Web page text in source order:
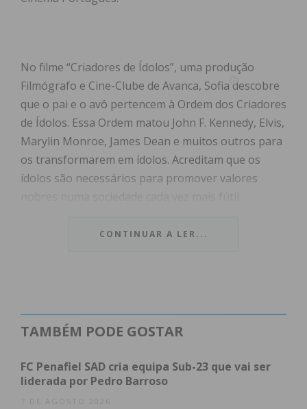
No filme “Criadores de Ídolos”, uma produção
Filmógrafo e Cine-Clube de Avanca, Sofia descobre
que o pai e o avô pertencem à Ordem dos Criadores
de Ídolos. Essa Ordem matou John F. Kennedy, Elvis,
Marylin Monroe, James Dean e muitos outros para
os transformarem em ídolos. Acreditam que os
ídolos são necessários para promover valores
Ordem, deverá planear a morte de uma celebridade
O filme explora três temáticas que se entrelaçam,
em termos de transmissão de valores e inspiração;
o sexismo, até que ponto as mulheres estão
dispostas a ir para conseguir a igualdade; a
CONTINUAR A LER...
TAMBÉM PODE GOSTAR
FC Penafiel SAD cria equipa Sub-23 que vai ser
liderada por Pedro Barroso
7 DE AGOSTO 2026